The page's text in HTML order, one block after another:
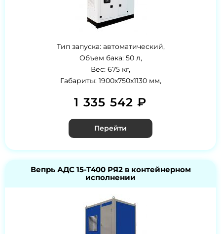
Тип запуска: автоматический,
Объем бака: 50 л,
Вес: 675 кг,
Габариты: 1900x750x1130 мм,
1 335 542 ₽
Перейти
Вепрь АДС 15-Т400 РЯ2 в контейнерном
исполнении